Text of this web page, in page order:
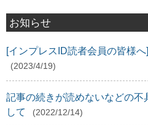
お知らせ
[インプレスID読者会員の皆様
(2023/4/19)
記事の続きが読めないなどの不
して
(2022/12/14)